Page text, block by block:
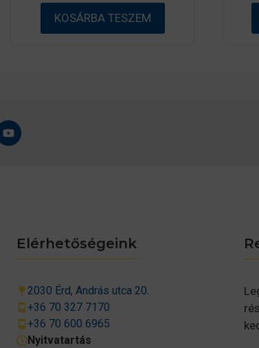
ő
l
KOSÁRBA TESZEM
Elérhetőségeink
2030 Érd, András utca 20.
+36 70 327 7170
+36 70 600 6965
Nyitvatartás